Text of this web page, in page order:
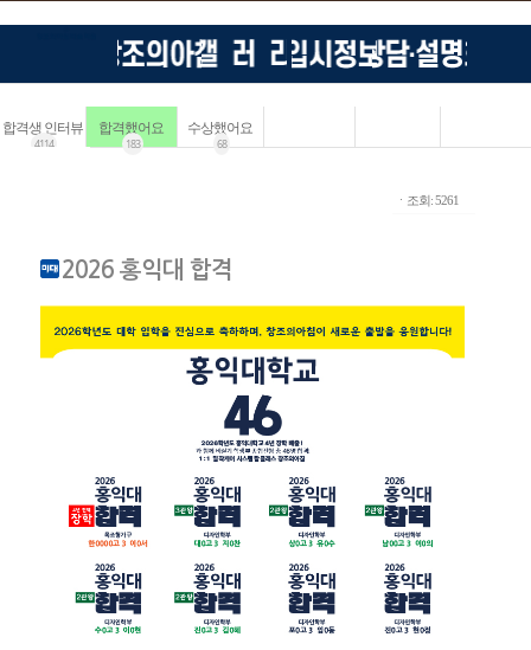
합격생 인터뷰
4114
합격했어요
183
수상했어요
68
ㆍ조회: 5261
2026 홍익대 합격